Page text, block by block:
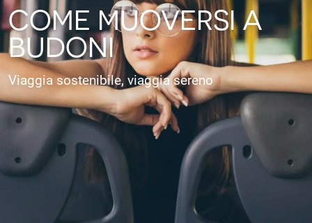
COME MUOVERSI A
BUDONI
Viaggia sostenibile, viaggia sereno